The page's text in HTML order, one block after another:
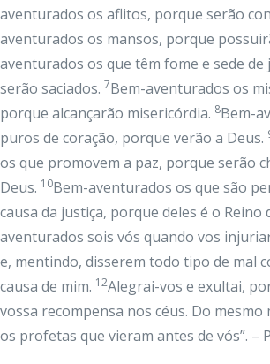
aventurados os aflitos, porque serão
aventurados os mansos, porque
aventurados os que têm fome e sede de
serão saciados. 7Bem-aventurados os
porque alcançarão misericórdia. 8Bem-
puros de coração, porque verão a Deus.
os que promovem a paz, porque serão
Deus. 10Bem-aventurados os que são
causa da justiça, porque deles é o Reino
aventurados sois vós quando vos
e, mentindo, disserem todo tipo de mal
causa de mim. 12Alegrai-vos e exultai,
vossa recompensa nos céus. Do
os profetas que vieram antes de vós”. –